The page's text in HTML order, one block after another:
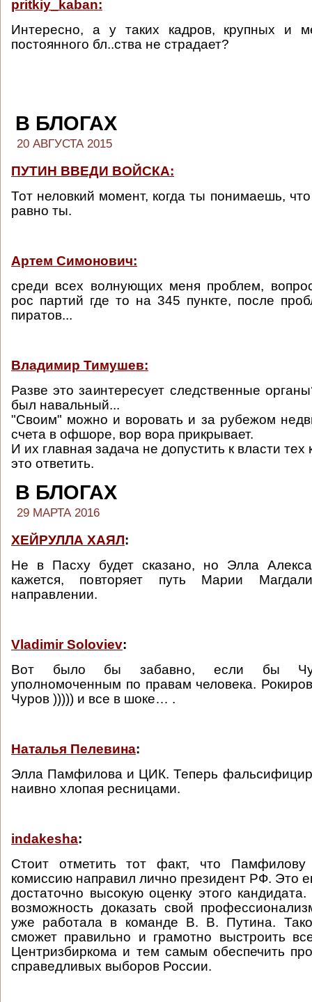
pritkiy_kaban:
Интересно, а у таких кадров, крупных и
постоянного бл..ства не страдает?
В БЛОГАХ
20 АВГУСТА 2015
ПУТИН ВВЕДИ ВОЙСКА:
Тот неловкий момент, когда ты понимаешь,
равно ты.
Артем Симонович:
среди всех волнующих меня проблем,
рос партий где то на 345 пункте, после
пиратов...
Владимир Тимушев:
Разве это заинтересует следственные
был навальный...
"Своим" можно и воровать и за рубежом
счета в офшоре, вор вора прикрывает.
И их главная задача не допустить к власти тех
это ответить.
В БЛОГАХ
29 МАРТА 2016
ХЕЙРУЛЛА ХАЯЛ:
Не в Пасху будет сказано, но Элла
кажется, повторяет путь Марии
направлении.
Vladimir Soloviev:
Вот было бы забавно, если бы
уполномоченным по правам человека.
Чуров ))))) и все в шоке… .
Наталья Пелевина:
Элла Памфилова и ЦИК. Теперь
наивно хлопая ресницами.
indakesha:
Стоит отметить тот факт, что Памфилову
комиссию направил лично президент РФ. Это
достаточно высокую оценку этого
возможность доказать свой
уже работала в команде В. В. Путина.
сможет правильно и грамотно выстроить
Центризбиркома и тем самым обеспечить
справедливых выборов России.